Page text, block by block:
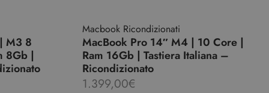
M3 8
8Gb |
Macbook Ricondizionati
MacBook Pro 14″ M4 | 10 Core |
Ram 16Gb | Tastiera Italiana –
Ricondizionato
1.399,00€